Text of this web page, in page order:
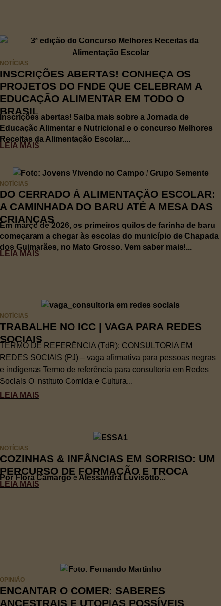
NOTÍCIAS
INSCRIÇÕES ABERTAS! CONHEÇA OS
PROJETOS DO FNDE QUE CELEBRAM A
EDUCAÇÃO ALIMENTAR EM TODO O
BRASIL
Inscrições abertas! Saiba mais sobre a Jornada de
Educação Alimentar e Nutricional e o concurso Melhores
Receitas da Alimentação Escolar....
LEIA MAIS
NOTÍCIAS
DO CERRADO À ALIMENTAÇÃO ESCOLAR:
A CAMINHADA DO BARU ATÉ A MESA DAS
CRIANÇAS
Em março de 2026, os primeiros quilos de farinha de baru
começaram a chegar às escolas do município de Chapada
dos Guimarães, no Mato Grosso. Vem saber mais!...
LEIA MAIS
NOTÍCIAS
TRABALHE NO ICC | VAGA PARA REDES
SOCIAIS
TERMO DE REFERÊNCIA (TdR): CONSULTORIA EM
REDES SOCIAIS (PJ) – vaga afirmativa para pessoas negras
e indígenas Termo de referência para consultoria em Redes
Sociais O Instituto Comida e Cultura...
LEIA MAIS
NOTÍCIAS
COZINHAS & INFÂNCIAS EM SORRISO: UM
PERCURSO DE FORMAÇÃO E TROCA
Por Flora Camargo e Alessandra Luvisotto...
LEIA MAIS
OPINIÃO
ENCANTAR O COMER: SABERES
ANCESTRAIS E UTOPIAS POSSÍVEIS